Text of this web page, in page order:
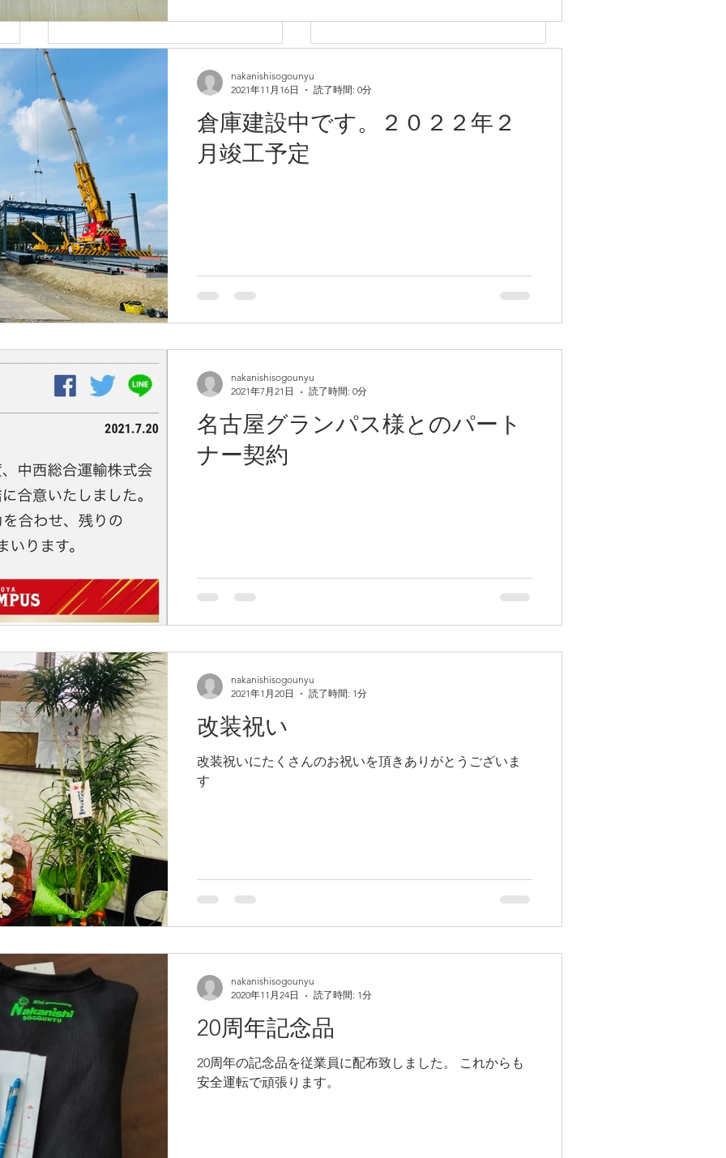
業務用冷蔵庫完成！！１２５
坪
倉庫建設中です。２０２２年２
月竣工予定
nakanishisogounyu
2021年11月16日
読了時間: 0分
名古屋グランパス様とのパート
ナー契約
nakanishisogounyu
2021年7月21日
読了時間: 0分
改装祝い
改装祝いにたくさんのお祝いを頂きありがとうございま
す
nakanishisogounyu
2021年1月20日
読了時間: 1分
20周年記念品
20周年の記念品を従業員に配布致しました。 これからも
安全運転で頑張ります。
nakanishisogounyu
2020年11月24日
読了時間: 1分